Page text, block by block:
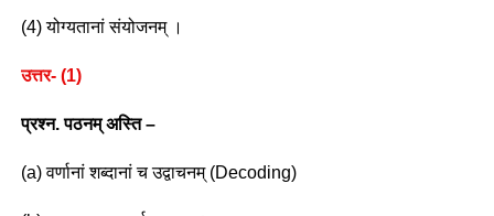
(4) योग्यतानां संयोजनम् ।
उत्तर- (1)
प्रश्न. पठनम् अस्ति –
(a) वर्णानां शब्दानां च उद्वाचनम् (Decoding)